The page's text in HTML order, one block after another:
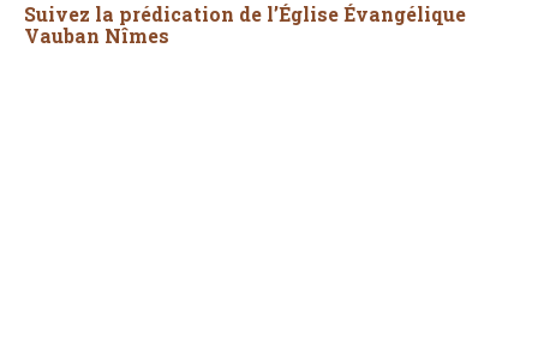
Suivez la prédication de l’Église Évangélique
Vauban Nîmes